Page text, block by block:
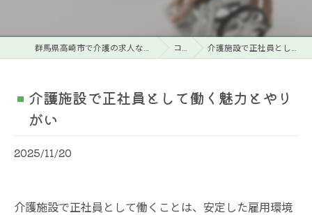
群馬県高崎市で介護の求人なら特別養護老人ホーム明生苑 コラム 介護施設で正社員として働く魅力とやりがい
介護施設で正社員として働く魅力とやり
がい
2025/11/20
介護施設で正社員として働くことは、安定した雇用環境